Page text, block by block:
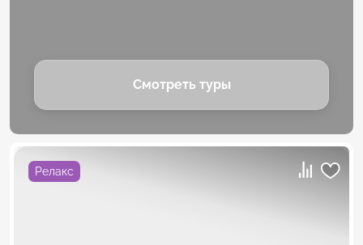
Смотреть туры
Релакс